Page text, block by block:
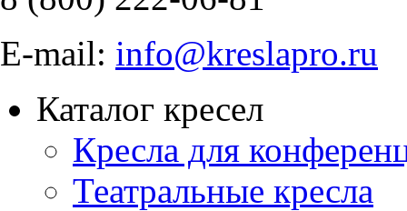
E-mail: info@kreslapro.ru
Каталог кресел
Кресла для
Театральные кресла